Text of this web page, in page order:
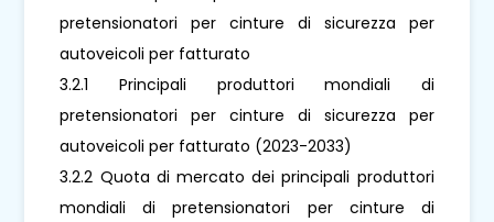
pretensionatori per cinture di sicurezza per
autoveicoli per fatturato
3.2.1 Principali produttori mondiali di
pretensionatori per cinture di sicurezza per
autoveicoli per fatturato (2023-2033)
3.2.2 Quota di mercato dei principali produttori
mondiali di pretensionatori per cinture di